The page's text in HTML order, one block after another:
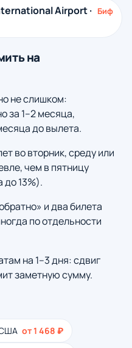
Airport · Биф
на
не слишком:
за 1–2 месяца,
до вылета.
во вторник, среду или
чем в пятницу
до 13%).
и два билета
по отдельности
на 1–3 дня: сдвиг
заметную сумму.
от 1 468 ₽